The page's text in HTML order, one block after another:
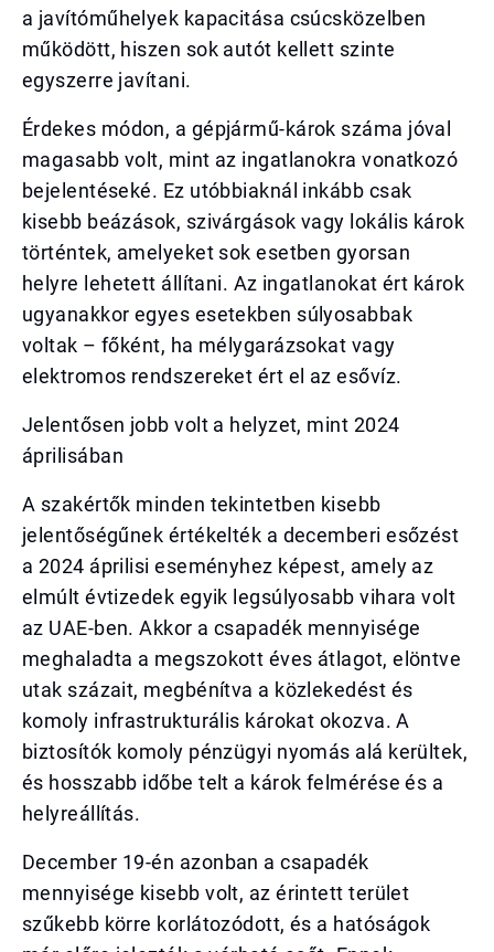
a javítóműhelyek kapacitása csúcsközelben
működött, hiszen sok autót kellett szinte
egyszerre javítani.
Érdekes módon, a gépjármű-károk száma jóval
magasabb volt, mint az ingatlanokra vonatkozó
bejelentéseké. Ez utóbbiaknál inkább csak
kisebb beázások, szivárgások vagy lokális károk
történtek, amelyeket sok esetben gyorsan
helyre lehetett állítani. Az ingatlanokat ért károk
ugyanakkor egyes esetekben súlyosabbak
voltak – főként, ha mélygarázsokat vagy
elektromos rendszereket ért el az esővíz.
Jelentősen jobb volt a helyzet, mint 2024
áprilisában
A szakértők minden tekintetben kisebb
jelentőségűnek értékelték a decemberi esőzést
a 2024 áprilisi eseményhez képest, amely az
elmúlt évtizedek egyik legsúlyosabb vihara volt
az UAE-ben. Akkor a csapadék mennyisége
meghaladta a megszokott éves átlagot, elöntve
utak százait, megbénítva a közlekedést és
komoly infrastrukturális károkat okozva. A
biztosítók komoly pénzügyi nyomás alá kerültek,
és hosszabb időbe telt a károk felmérése és a
helyreállítás.
December 19-én azonban a csapadék
mennyisége kisebb volt, az érintett terület
szűkebb körre korlátozódott, és a hatóságok